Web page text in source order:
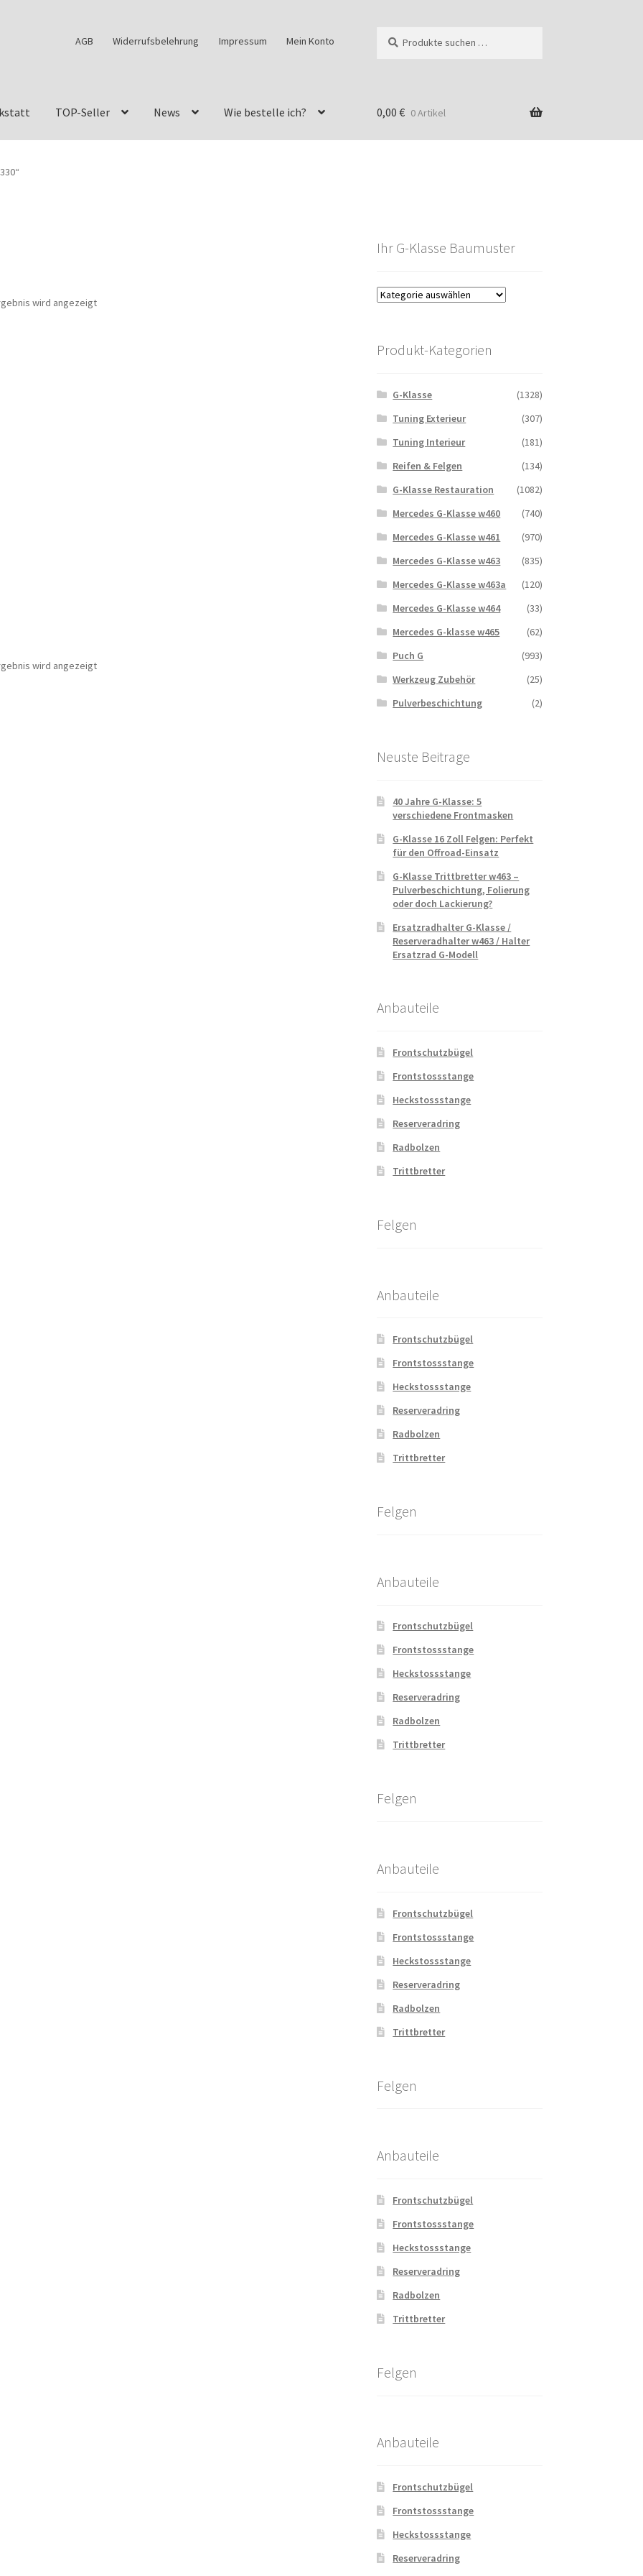
AGB Widerrufsbelehrung Impressum Mein Konto
nach:
TOP-Seller News Wie bestelle ich?
Restore – Tune – Drive
w463
0,00 € 0 Artikel
wird angezeigt
wird angezeigt
Ihr G-Klasse Baumuster
Produkt-Kategorien
G-Klasse
(1328)
Tuning Exterieur
(307)
Tuning Interieur
(181)
Reifen & Felgen
(134)
G-Klasse Restauration
(1082)
Mercedes G-Klasse w460
(740)
Mercedes G-Klasse w461
(970)
Mercedes G-Klasse w463
(835)
Mercedes G-Klasse w463a
(120)
Mercedes G-Klasse w464
(33)
Mercedes G-klasse w465
(62)
Puch G
(993)
Werkzeug Zubehör
(25)
Pulverbeschichtung
(2)
Neuste Beitrage
40 Jahre G-Klasse: 5
verschiedene Frontmasken
G-Klasse 16 Zoll Felgen: Perfekt
für den Offroad-Einsatz
G-Klasse Trittbretter w463 –
Pulverbeschichtung, Folierung
oder doch Lackierung?
Ersatzradhalter G-Klasse /
Reserveradhalter w463 / Halter
Ersatzrad G-Modell
Anbauteile
Frontschutzbügel
Frontstossstange
Heckstossstange
Reserveradring
Radbolzen
Trittbretter
Felgen
Anbauteile
Frontschutzbügel
Frontstossstange
Heckstossstange
Reserveradring
Radbolzen
Trittbretter
Felgen
Anbauteile
Frontschutzbügel
Frontstossstange
Heckstossstange
Reserveradring
Radbolzen
Trittbretter
Felgen
Anbauteile
Frontschutzbügel
Frontstossstange
Heckstossstange
Reserveradring
Radbolzen
Trittbretter
Felgen
Anbauteile
Frontschutzbügel
Frontstossstange
Heckstossstange
Reserveradring
Radbolzen
Trittbretter
Felgen
Anbauteile
Frontschutzbügel
Frontstossstange
Heckstossstange
Reserveradring